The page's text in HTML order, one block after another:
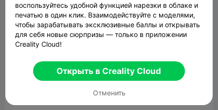
воспользуйтесь удобной функцией нарезки в облаке и
печатью в один клик. Взаимодействуйте с моделями,
чтобы зарабатывать эксклюзивные баллы и открывать
для себя новые сюрпризы — только в приложении
Creality Cloud!
Открыть в Creality Cloud
Отменить